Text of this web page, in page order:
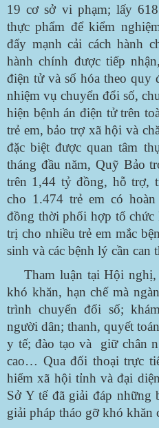
19 cơ sở vi phạm; lấy
thực phẩm để kiểm
đẩy mạnh cải cách hành
hành chính được tiếp
điện tử và số hóa theo quy
nhiệm vụ chuyển đổi số,
hiện bệnh án điện tử trên
trẻ em, bảo trợ xã hội và
đặc biệt được quan tâm
tháng đầu năm, Quỹ Bảo
trên 1,44 tỷ đồng, hỗ trợ,
cho 1.474 trẻ em có
đồng thời phối hợp tổ chức
trị cho nhiều trẻ em mắc
sinh và các bệnh lý cần can
Tham luận tại Hội nghị,
khó khăn, hạn chế mà
trình chuyển đổi số;
người dân; thanh, quyết
y tế; đào tạo và giữ chân
cao… Qua đối thoại trực
hiểm xã hội tỉnh và đại
Sở Y tế đã giải đáp những
giải pháp tháo gỡ khó khăn